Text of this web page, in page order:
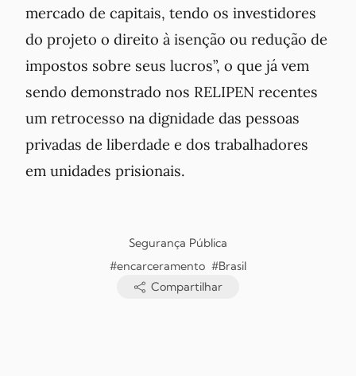
mercado de capitais, tendo os investidores
do projeto o direito à isenção ou redução de
impostos sobre seus lucros”, o que já vem
sendo demonstrado nos RELIPEN recentes
um retrocesso na dignidade das pessoas
privadas de liberdade e dos trabalhadores
em unidades prisionais.
Segurança Pública
#encarceramento #Brasil
Compartilhar